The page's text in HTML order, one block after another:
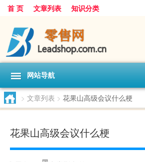
首 页 文章列表 知识分类
网站导航
> 文章列表 > 花果山高级会议什么梗
花果山高级会议什么梗